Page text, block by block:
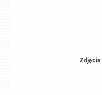
Zdjęcia: